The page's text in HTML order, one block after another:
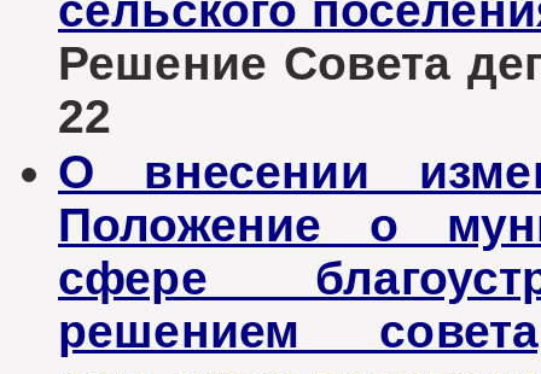
Решение Совета
22
О внесении
Положение о
сфере
решением